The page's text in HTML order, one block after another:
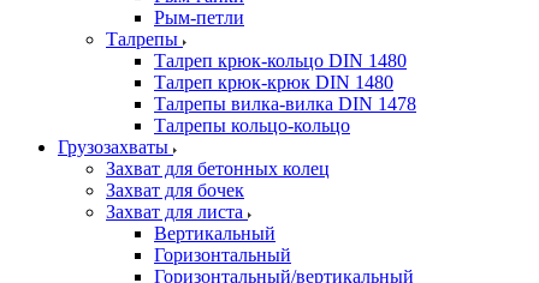
Рым-петли
Талрепы
Талреп крюк-кольцо DIN 1480
Талреп крюк-крюк DIN 1480
Талрепы вилка-вилка DIN 1478
Талрепы кольцо-кольцо
Грузозахваты
Захват для бетонных колец
Захват для бочек
Захват для листа
Вертикальный
Горизонтальный
Горизонтальный/вертикальный